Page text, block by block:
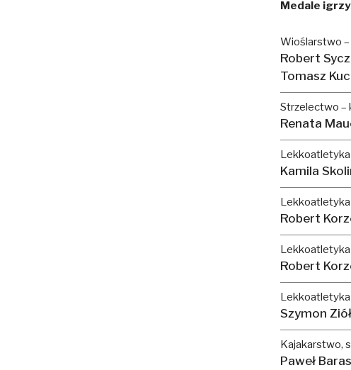
Medale
Wioślarstwo
Robert Sycz
Tomasz
Strzelectwo –
Renata
Lekkoatletyka
Kamila
Lekkoatletyka
Robert
Robert
Lekkoatletyka
Szymon
Kajakarstwo,
Paweł